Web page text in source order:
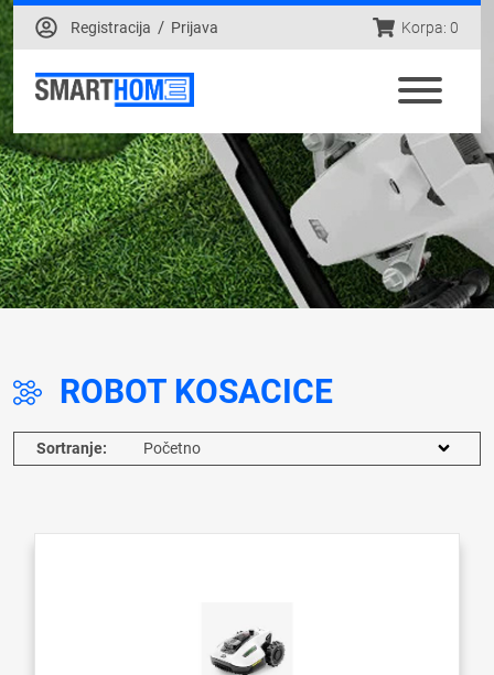
Registracija / Prijava Korpa: 0
ROBOT KOSACICE
Sortranje: